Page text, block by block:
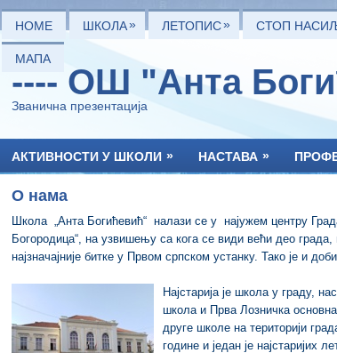
HOME ШКОЛА» ЛЕТОПИС» СТОП
МАПА
---- ОШ "Анта
Званична презентација
АКТИВНОСТИ У ШКОЛИ » НАСТАВА »
О нама
Школа „Анта Богићевић“ налази се у најужем центру
Богородица“, на узвишењу са кога се види већи део
најзначајније битке у Првом српском устанку. Тако је и
Најстарија је школа у граду,
школа и Прва Лозничка
друге школе на територији
године и један је најстаријих